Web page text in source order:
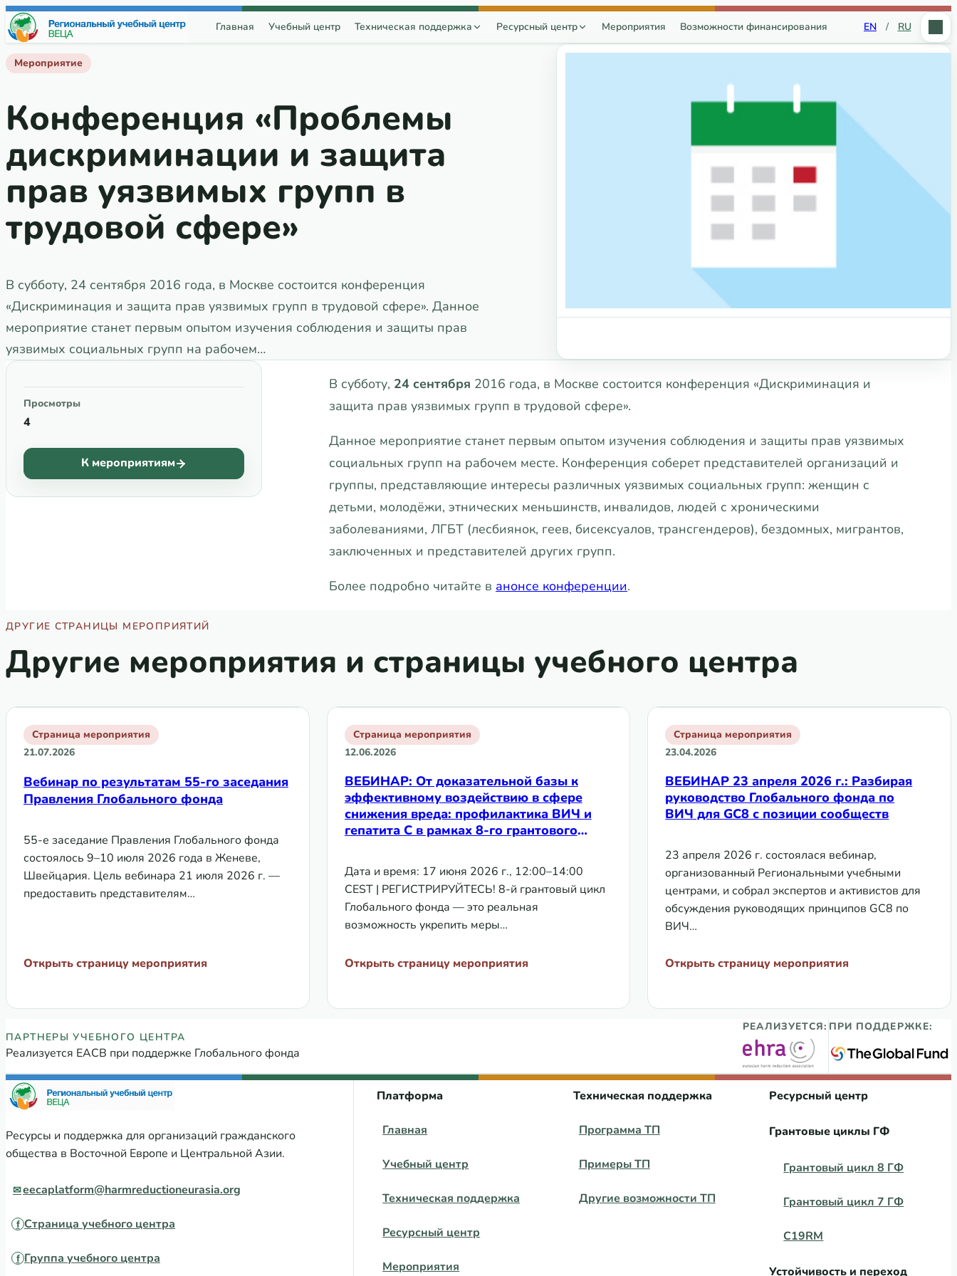
Перейти к содержимому
Главная Учебный центр Техническая поддержка Ресурсный центр Мероприятия Возможности финансирования EN / RU
Мероприятие
Конференция «Проблемы
дискриминации и защита
прав уязвимых групп в
трудовой сфере»
В субботу, 24 сентября 2016 года, в Москве состоится конференция
«Дискриминация и защита прав уязвимых групп в трудовой сфере». Данное
мероприятие станет первым опытом изучения соблюдения и защиты прав
уязвимых социальных групп на рабочем…
Просмотры
4
К мероприятиям
В субботу, 24 сентября 2016 года, в Москве состоится конференция «Дискриминация и
защита прав уязвимых групп в трудовой сфере».
Данное мероприятие станет первым опытом изучения соблюдения и защиты прав уязвимых
социальных групп на рабочем месте. Конференция соберет представителей организаций и
группы, представляющие интересы различных уязвимых социальных групп: женщин с
детьми, молодёжи, этнических меньшинств, инвалидов, людей с хроническими
заболеваниями, ЛГБТ (лесбиянок, геев, бисексуалов, трансгендеров), бездомных, мигрантов,
заключенных и представителей других групп.
Более подробно читайте в анонсе конференции.
ДРУГИЕ СТРАНИЦЫ МЕРОПРИЯТИЙ
Другие мероприятия и страницы учебного центра
Страница мероприятия
21.07.2026
Вебинар по результатам 55-го заседания
Правления Глобального фонда
55-е заседание Правления Глобального фонда
состоялось 9–10 июля 2026 года в Женеве,
Швейцария. Цель вебинара 21 июля 2026 г. —
предоставить представителям…
Открыть страницу мероприятия
Страница мероприятия
12.06.2026
ВЕБИНАР: От доказательной базы к
эффективному воздействию в сфере
снижения вреда: профилактика ВИЧ и
гепатита С в рамках 8-го грантового
г.
Дата и время: 17 июня 2026 г., 12:00–14:00
CEST | РЕГИСТРИРУЙТЕСЬ! 8-й грантовый цикл
Глобального фонда — это реальная
возможность укрепить меры…
Открыть страницу мероприятия
Страница мероприятия
23.04.2026
ВЕБИНАР 23 апреля 2026 г.: Разбирая
руководство Глобального фонда по
ВИЧ для GC8 с позиции сообществ
23 апреля 2026 г. состоялася вебинар,
организованный Региональными учебными
центрами, и собрал экспертов и активистов для
обсуждения руководящих принципов GC8 по
ВИЧ…
Открыть страницу мероприятия
Партнеры Регионального учебного центра ВЕЦА
ПАРТНЕРЫ УЧЕБНОГО ЦЕНТРА
Реализуется ЕАСВ при поддержке Глобального фонда
РЕАЛИЗУЕТСЯ: ПРИ ПОДДЕРЖКЕ:
Ресурсы и поддержка для организаций гражданского
общества в Восточной Европе и Центральной Азии.
eecaplatform@harmreductioneurasia.org
Страница учебного центра
Группа учебного центра
Платформа
Главная
Учебный центр
Техническая поддержка
Ресурсный центр
Мероприятия
Техническая поддержка
Программа ТП
Примеры ТП
Другие возможности ТП
Ресурсный центр
Грантовые циклы ГФ
Грантовый цикл 8 ГФ
Грантовый цикл 7 ГФ
C19RM
Устойчивость и переход